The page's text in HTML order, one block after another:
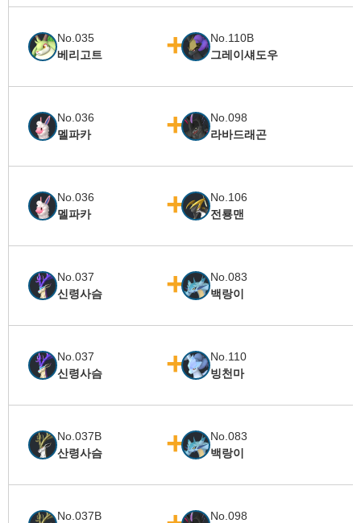
No.035
베리고트
No.110B
그레이섀도우
No.036
멜파카
No.098
라바드래곤
No.036
멜파카
No.106
전룡맨
No.037
신령사슴
No.083
백랑이
No.037
신령사슴
No.110
빙천마
No.037B
산령사슴
No.083
백랑이
No.037B No.098